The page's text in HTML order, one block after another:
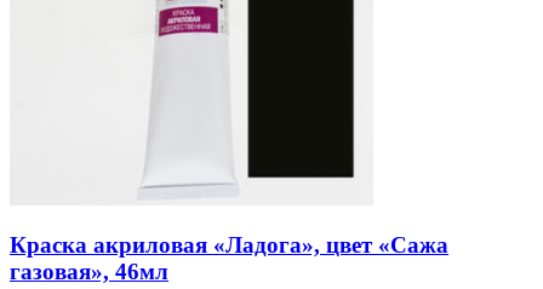
Краска акриловая «Ладога», цвет «Сажа
газовая», 46мл